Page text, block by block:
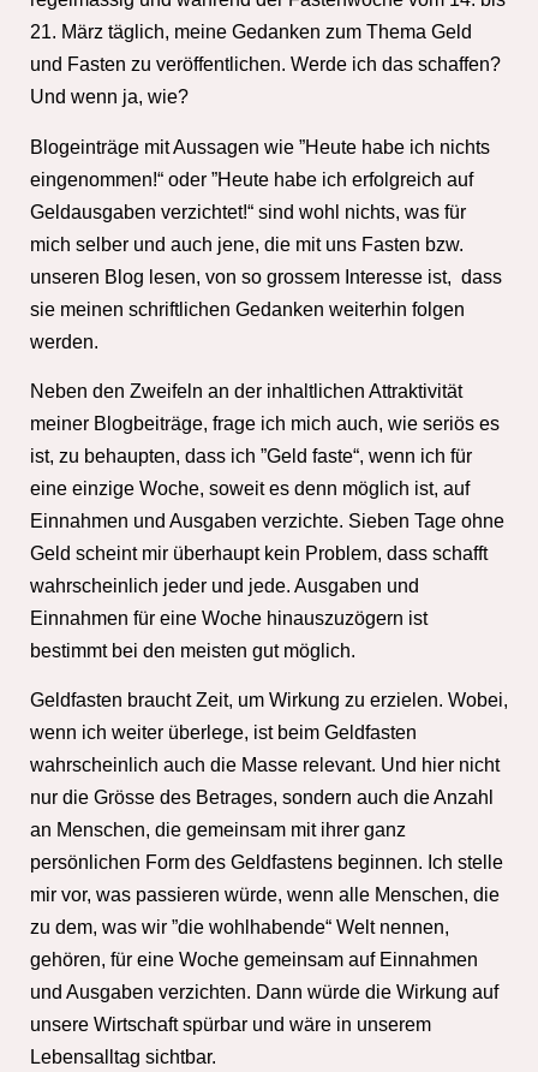
21. März täglich, meine Gedanken zum Thema Geld
und Fasten zu veröffentlichen. Werde ich das schaffen?
Und wenn ja, wie?
Blogeinträge mit Aussagen wie ”Heute habe ich nichts
eingenommen!“ oder ”Heute habe ich erfolgreich auf
Geldausgaben verzichtet!“ sind wohl nichts, was für
mich selber und auch jene, die mit uns Fasten bzw.
unseren Blog lesen, von so grossem Interesse ist, dass
sie meinen schriftlichen Gedanken weiterhin folgen
werden.
Neben den Zweifeln an der inhaltlichen Attraktivität
meiner Blogbeiträge, frage ich mich auch, wie seriös es
ist, zu behaupten, dass ich ”Geld faste“, wenn ich für
eine einzige Woche, soweit es denn möglich ist, auf
Einnahmen und Ausgaben verzichte. Sieben Tage ohne
Geld scheint mir überhaupt kein Problem, dass schafft
wahrscheinlich jeder und jede. Ausgaben und
Einnahmen für eine Woche hinauszuzögern ist
bestimmt bei den meisten gut möglich.
Geldfasten braucht Zeit, um Wirkung zu erzielen. Wobei,
wenn ich weiter überlege, ist beim Geldfasten
wahrscheinlich auch die Masse relevant. Und hier nicht
nur die Grösse des Betrages, sondern auch die Anzahl
an Menschen, die gemeinsam mit ihrer ganz
persönlichen Form des Geldfastens beginnen. Ich stelle
mir vor, was passieren würde, wenn alle Menschen, die
zu dem, was wir ”die wohlhabende“ Welt nennen,
gehören, für eine Woche gemeinsam auf Einnahmen
und Ausgaben verzichten. Dann würde die Wirkung auf
unsere Wirtschaft spürbar und wäre in unserem
Lebensalltag sichtbar.